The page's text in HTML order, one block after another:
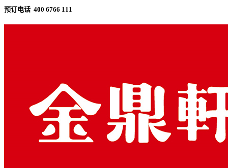
预订电话 400 6766 111